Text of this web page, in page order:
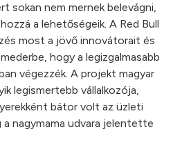
sokan nem mernek belevágni,
a lehetőségeik. A Red Bull
most a jövő innovátorait és
hogy a legizgalmasabb
végezzék. A projekt magyar
legismertebb vállalkozója,
bátor volt az üzleti
a nagymama udvara jelentette